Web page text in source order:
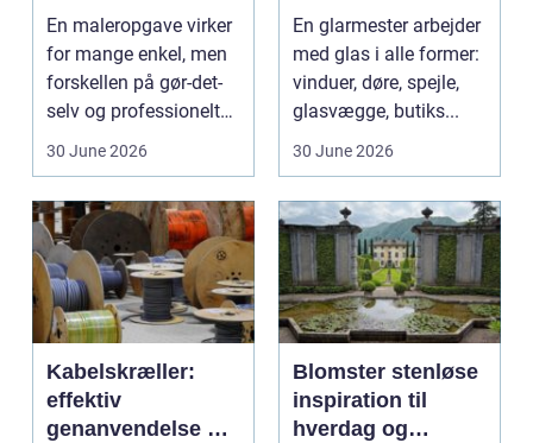
fagmand
En maleropgave virker
for mange enkel, men
forskellen på gør-det-
selv og professionelt
arbejde er of...
30 June 2026
En glarmester arbejder
med glas i alle former:
vinduer, døre, spejle,
glasvægge, butiks...
30 June 2026
Kabelskræller:
effektiv
genanvendelse og
Blomster stenløse
inspiration til
hverdag og